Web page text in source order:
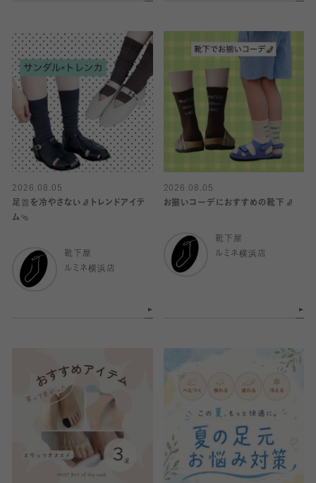
2026.08.05
足首を冷やさない🧦トレンドアイテ
ム🩴
靴下屋
ルミネ横浜店
2026.08.05
お揃いコーデにおすすめの靴下🧦
靴下屋
ルミネ横浜店